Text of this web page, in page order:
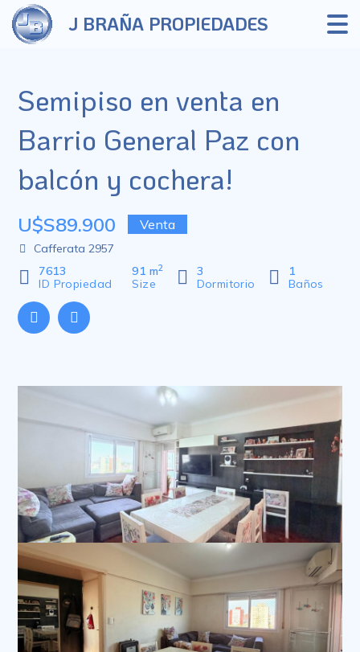
J BRAÑA PROPIEDADES
Semipiso en venta en
Barrio General Paz con
balcón y cochera!
U$S89.900 Venta
Cafferata 2957
7613
ID Propiedad
91 m2
Size
3
Dormitorio
1
Baños